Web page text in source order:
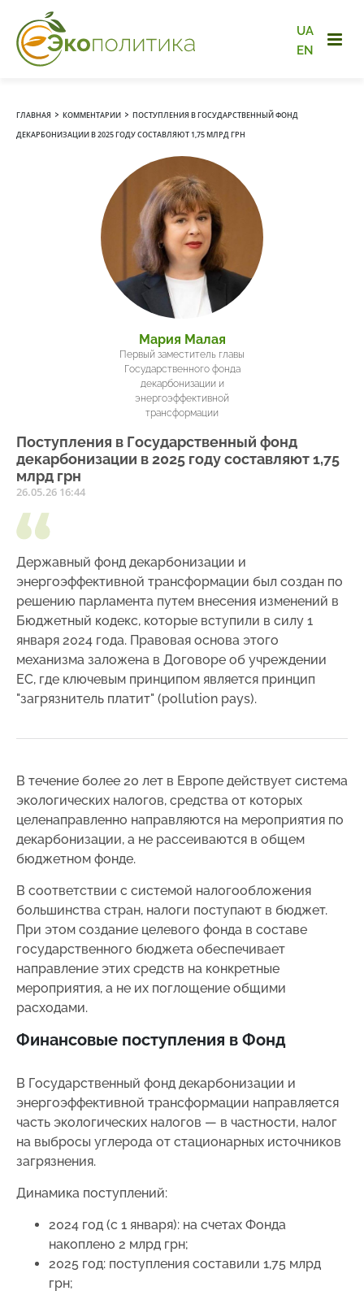
UA
EN
ГЛАВНАЯ › КОММЕНТАРИИ › ПОСТУПЛЕНИЯ В ГОСУДАРСТВЕННЫЙ ФОНД
ДЕКАРБОНИЗАЦИИ В 2025 ГОДУ СОСТАВЛЯЮТ 1,75 МЛРД ГРН
Мария Малая
Первый заместитель главы
Государственного фонда
декарбонизации и
энергоэффективной
трансформации
Поступления в Государственный фонд
декарбонизации в 2025 году составляют 1,75
млрд грн
26.05.26 16:44
Державный фонд декарбонизации и
энергоэффективной трансформации был создан по
решению парламента путем внесения изменений в
Бюджетный кодекс, которые вступили в силу 1
января 2024 года. Правовая основа этого
механизма заложена в Договоре об учреждении
ЕС, где ключевым принципом является принцип
"загрязнитель платит" (pollution pays).
В течение более 20 лет в Европе действует система
экологических налогов, средства от которых
целенаправленно направляются на мероприятия по
декарбонизации, а не рассеиваются в общем
бюджетном фонде.
В соответствии с системой налогообложения
большинства стран, налоги поступают в бюджет.
При этом создание целевого фонда в составе
государственного бюджета обеспечивает
направление этих средств на конкретные
мероприятия, а не их поглощение общими
расходами.
Финансовые поступления в Фонд
В Государственный фонд декарбонизации и
энергоэффективной трансформации направляется
часть экологических налогов — в частности, налог
на выбросы углерода от стационарных источников
загрязнения.
Динамика поступлений:
2024 год (с 1 января): на счетах Фонда
накоплено 2 млрд грн;
2025 год: поступления составили 1,75 млрд
грн;